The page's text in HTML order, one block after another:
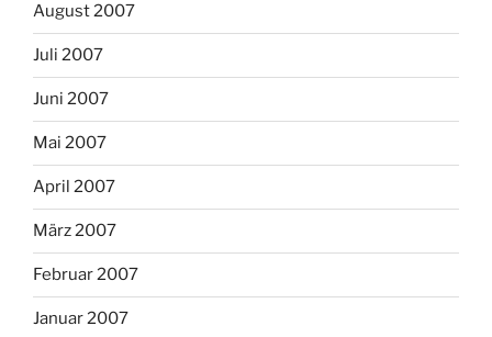
August 2007
Juli 2007
Juni 2007
Mai 2007
April 2007
März 2007
Februar 2007
Januar 2007